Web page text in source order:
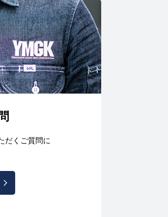
だくご質問に